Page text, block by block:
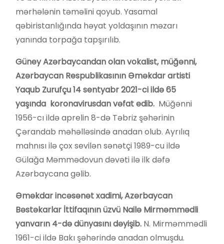
mərhələnin təməlini qoyub. Yasamal
qəbiristanlığında həyat yoldaşının məzarı
yanında torpağa tapşırılıb.
Güney Azərbaycandan olan vokalist, müğənni,
Azərbaycan Respublikasının Əməkdar artisti
Yaqub Zurufçu 14 sentyabr 2021-ci ildə 65
yaşında koronavirusdan vəfat edib. Müğənni
1956-cı ildə aprelin 8-də Təbriz şəhərinin
Çərandab məhəlləsində anadan olub. Ayrılıq
mahnısı ilə çox sevilən sənətçi 1989-cu ildə
Gülağa Məmmədovun dəvəti ilə ilk dəfə
Azərbaycana gəlib.
Əməkdar incəsənət xadimi, Azərbaycan
Bəstəkarlar İttifaqının üzvü Nailə Mirməmmədli
yanvarın 4-də dünyasını dəyişib. N. Mirməmmədli
1961-ci ildə Bakı şəhərində anadan olmuşdu.